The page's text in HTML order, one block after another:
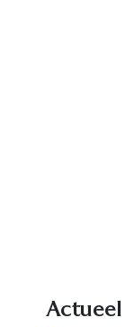
Actueel